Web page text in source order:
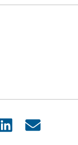
Share
Share